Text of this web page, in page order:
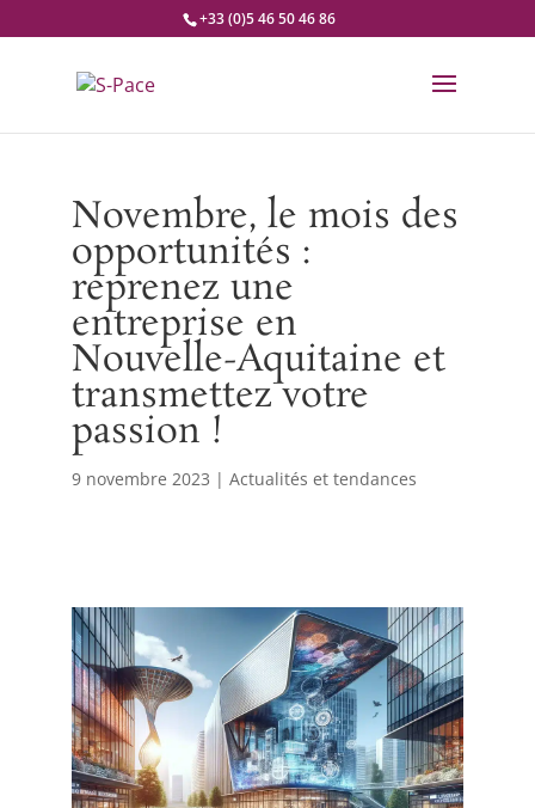
+33 (0)5 46 50 46 86
Novembre, le mois des
opportunités :
reprenez une
entreprise en
Nouvelle-Aquitaine et
transmettez votre
passion !
9 novembre 2023 | Actualités et tendances